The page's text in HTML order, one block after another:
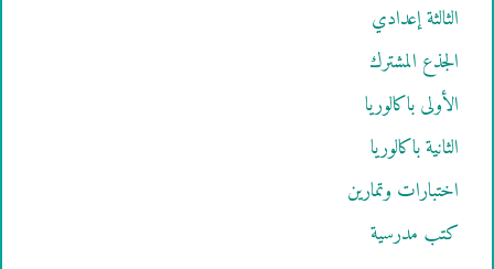
الثالثة إعدادي
الجذع المشترك
الأولى باكالوريا
الثانية باكالوريا
اختبارات وتمارين
كتب مدرسية